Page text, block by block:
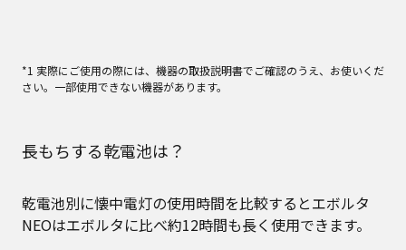
*1 実際にご使用の際には、機器の取扱説明書でご確認のうえ、お使いくだ
さい。一部使用できない機器があります。
長もちする乾電池は？
乾電池別に懐中電灯の使用時間を比較するとエボルタ
NEOはエボルタに比べ約12時間も長く使用できます。